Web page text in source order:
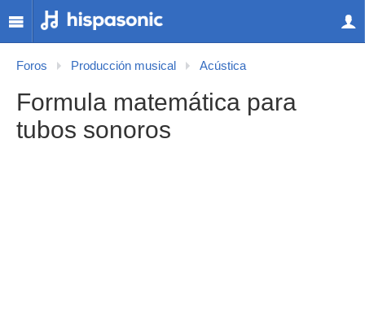
Foros Producción musical Acústica
Formula matemática para
tubos sonoros